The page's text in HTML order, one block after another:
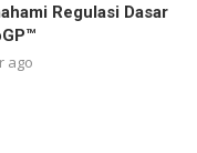
Regulasi Dasar
ago